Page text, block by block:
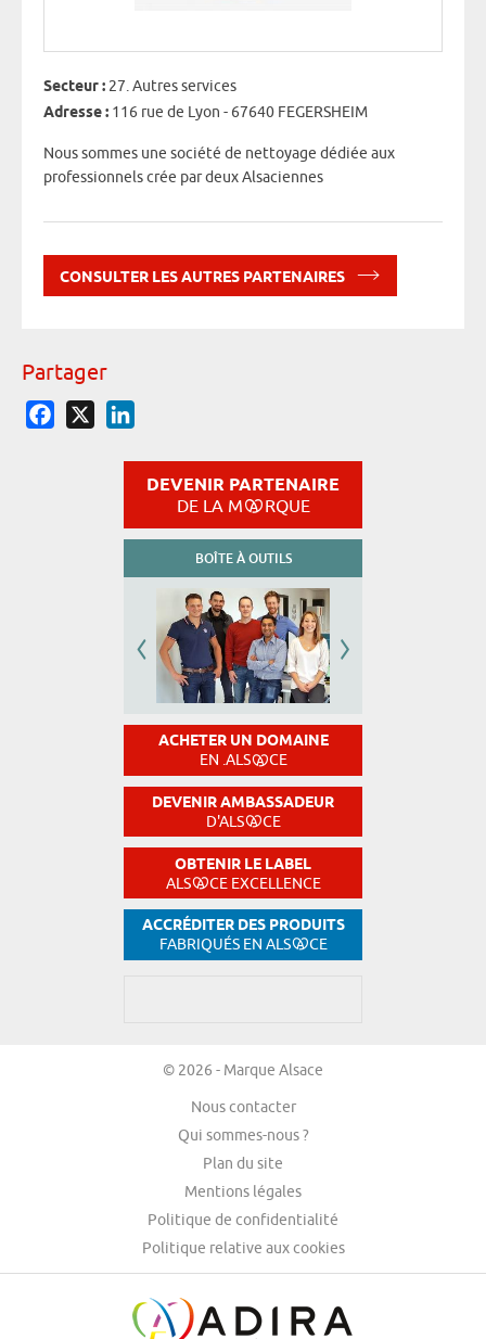
Secteur : 27. Autres services
Adresse : 116 rue de Lyon - 67640 FEGERSHEIM
Nous sommes une société de nettoyage dédiée aux
professionnels crée par deux Alsaciennes
CONSULTER LES AUTRES PARTENAIRES
Partager
Facebook
DEVENIR PARTENAIRE
DE LA M RQUE
BOÎTE À OUTILS
ACHETER UN DOMAINE
EN .ALS CE
DEVENIR AMBASSADEUR
D'ALS CE
OBTENIR LE LABEL
ALS CE EXCELLENCE
ACCRÉDITER DES PRODUITS
FABRIQUÉS EN ALS CE
© 2026 - Marque Alsace
Nous contacter
Qui sommes-nous ?
Plan du site
Mentions légales
Politique de confidentialité
Politique relative aux cookies